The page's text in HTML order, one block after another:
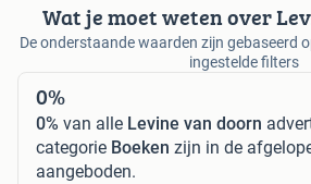
Wat je moet weten over
De onderstaande waarden zijn gebaseerd
ingestelde filters
0%
0% van alle Levine van doorn
categorie Boeken zijn in de
aangeboden.